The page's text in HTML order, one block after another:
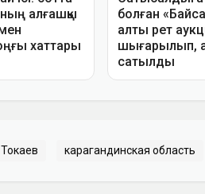
карагандинская область